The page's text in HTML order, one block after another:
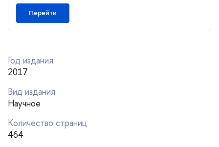
Перейти
Год издания
2017
ид издания
Научное
Количество страниц
464